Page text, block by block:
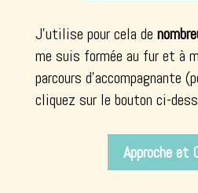
J’utilise pour cela de
me suis formée au fur et à
parcours d’accompagnante
cliquez sur le bouton ci-
Approche et